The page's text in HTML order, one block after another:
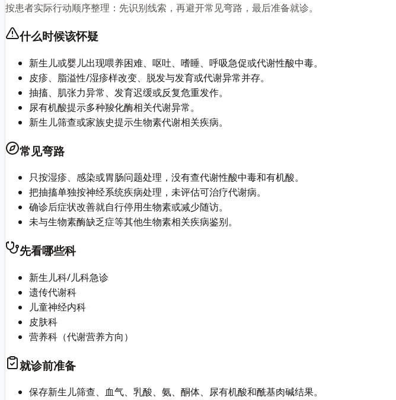
按患者实际行动顺序整理：先识别线索，再避开常见弯路，最后准备就诊。
什么时候该怀疑
新生儿或婴儿出现喂养困难、呕吐、嗜睡、呼吸急促或代谢性酸中毒。
皮疹、脂溢性/湿疹样改变、脱发与发育或代谢异常并存。
抽搐、肌张力异常、发育迟缓或反复危重发作。
尿有机酸提示多种羧化酶相关代谢异常。
新生儿筛查或家族史提示生物素代谢相关疾病。
常见弯路
只按湿疹、感染或胃肠问题处理，没有查代谢性酸中毒和有机酸。
把抽搐单独按神经系统疾病处理，未评估可治疗代谢病。
确诊后症状改善就自行停用生物素或减少随访。
未与生物素酶缺乏症等其他生物素相关疾病鉴别。
先看哪些科
新生儿科/儿科急诊
遗传代谢科
儿童神经内科
皮肤科
营养科（代谢营养方向）
就诊前准备
保存新生儿筛查、血气、乳酸、氨、酮体、尿有机酸和酰基肉碱结果。